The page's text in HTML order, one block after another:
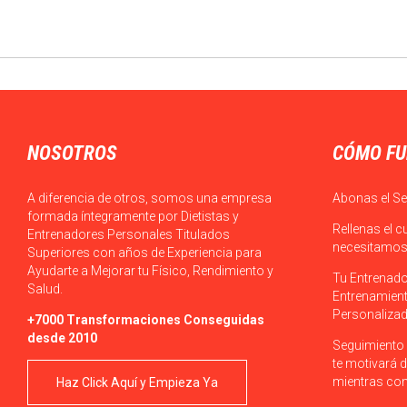
NOSOTROS
A diferencia de otros, somos una empresa
formada íntegramente por Dietistas y
Entrenadores Personales Titulados
Superiores con años de Experiencia para
Ayudarte a Mejorar tu Físico, Rendimiento y
Salud.
+7000 Transformaciones Conseguidas
desde 2010
Haz Click Aquí y Empieza Ya
CÓMO
Abonas el
Rellenas el
Tu
te motivará
mientras